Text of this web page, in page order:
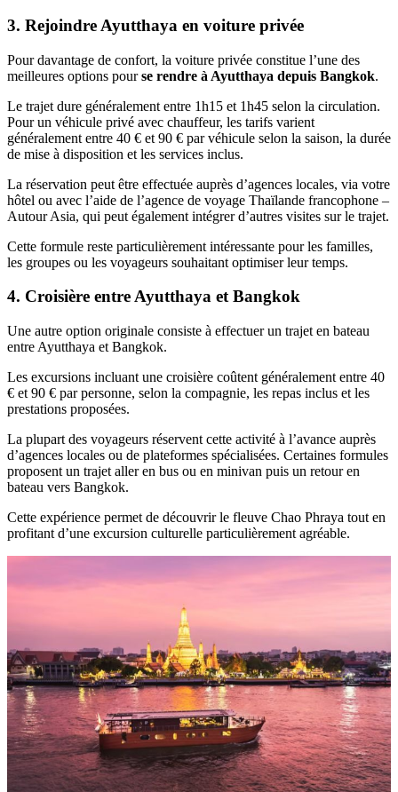
3. Rejoindre Ayutthaya en voiture privée
Pour davantage de confort, la voiture privée constitue l’une des
meilleures options pourse rendre à Ayutthaya depuis Bangkok.
Le trajet dure généralement entre 1h15 et 1h45 selon la circulation.
Pour un véhicule privé avec chauffeur, les tarifs varient
généralement entre 40 € et 90 € par véhicule selon la saison, la durée
de mise à disposition et les services inclus.
La réservation peut être effectuée auprès d’agences locales, via votre
hôtel ou avec l’aide de l’agence de voyage Thaïlande francophone –
Autour Asia, qui peut également intégrer d’autres visites sur le trajet.
Cette formule reste particulièrement intéressante pour les familles,
les groupes ou les voyageurs souhaitant optimiser leur temps.
4. Croisière entre Ayutthaya et Bangkok
Une autre option originale consiste à effectuer un trajet en bateau
entre Ayutthaya et Bangkok.
Les excursions incluant une croisière coûtent généralement entre 40
€ et 90 € par personne, selon la compagnie, les repas inclus et les
prestations proposées.
La plupart des voyageurs réservent cette activité à l’avance auprès
d’agences locales ou de plateformes spécialisées. Certaines formules
proposent un trajet aller en bus ou en minivan puis un retour en
bateau vers Bangkok.
Cette expérience permet de découvrir le fleuve Chao Phraya tout en
profitant d’une excursion culturelle particulièrement agréable.